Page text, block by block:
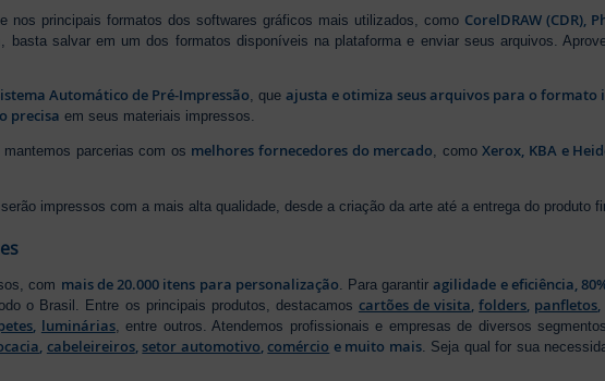
nos principais formatos dos softwares gráficos mais utilizados, como CorelDRAW (CDR),
, basta salvar em um dos formatos disponíveis na plataforma e enviar seus arquivos.
Automático de Pré-Impressão, queajusta e otimiza seus arquivos para o formato
precisa em seus materiais impressos.
parcerias com os melhores fornecedores do mercado, comoXerox, KBA e
impressos com a mais alta qualidade, desde a criação da arte até a entrega do produto
com mais de 20.000 itens para personalização . Para garantiragilidade e eficiência,
o Brasil. Entre os principais produtos, destacamos cartões de visita,folders, panfletos,
, luminárias, entre outros. Atendemos profissionais e empresas de diversos
, cabeleireiros, setor automotivo,comércio e muito mais. Seja qual for sua